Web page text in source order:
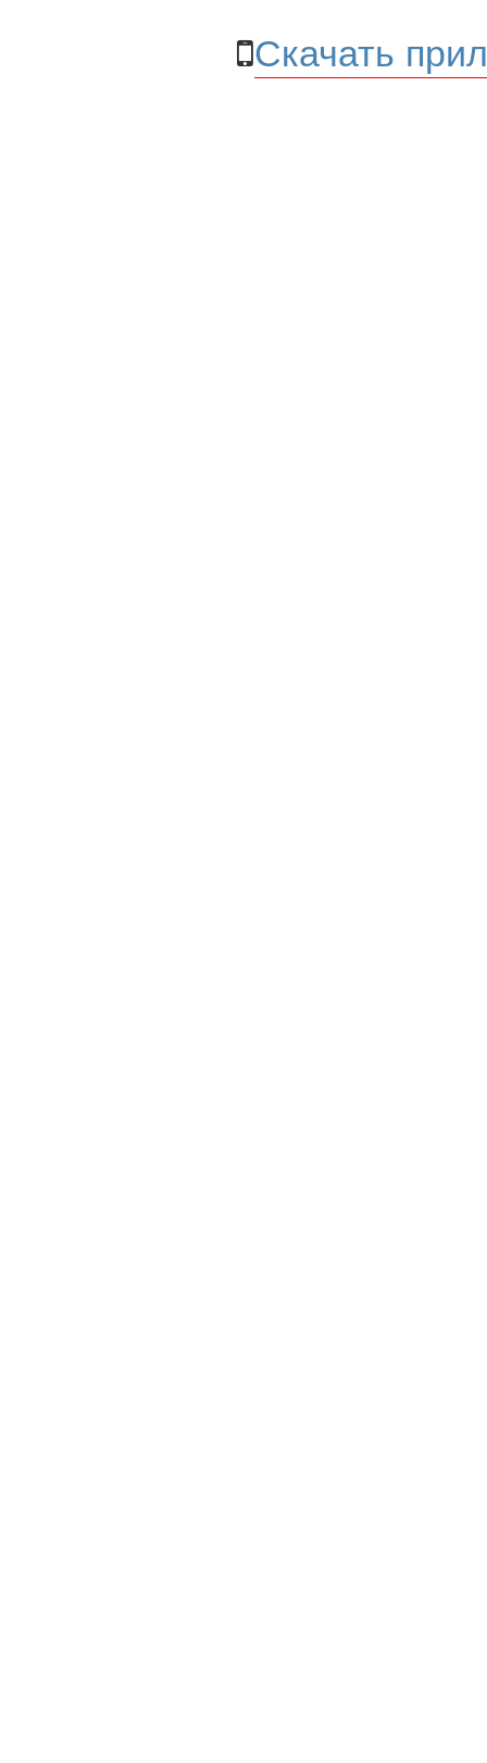
Скачать